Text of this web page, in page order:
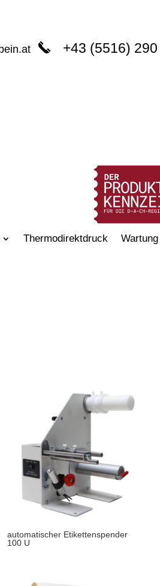
+43 (5516)
Thermodirektdruck
automatischer Etikettenspender
100 U